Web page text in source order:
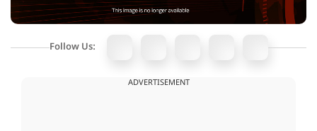
Follow Us:
ADVERTISEMENT